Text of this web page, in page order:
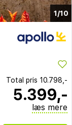
1/10
Total pris 10.798,-
5.399,-
læs mere